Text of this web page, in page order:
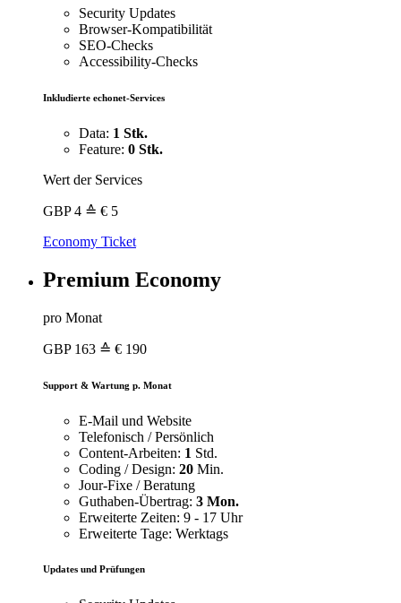
Security Updates
Browser-Kompatibilität
SEO-Checks
Accessibility-Checks
Inkludierte echonet-Services
Data: 1 Stk.
Feature: 0 Stk.
Wert der Services
GBP4 ≙ € 5
Economy Ticket
Premium Economy
pro Monat
GBP 163 ≙ € 190
Support & Wartung p. Monat
E-Mail und Website
Telefonisch / Persönlich
Content-Arbeiten: 1 Std.
Coding / Design: 20 Min.
Jour-Fixe / Beratung
Guthaben-Übertrag: 3 Mon.
Erweiterte Zeiten: 9 - 17 Uhr
Erweiterte Tage: Werktags
Updates und Prüfungen